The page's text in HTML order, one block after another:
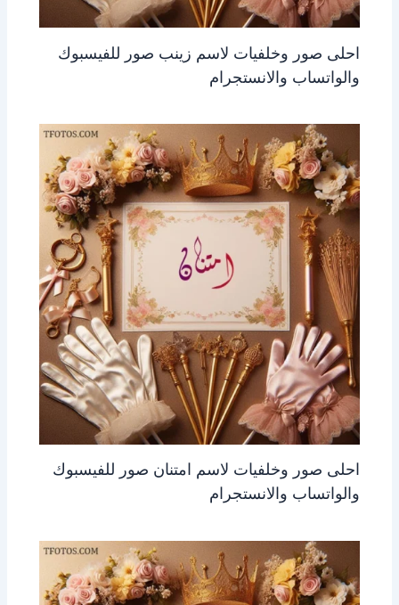
احلى صور وخلفيات لاسم زينب صور للفيسبوك
والواتساب والانستجرام
احلى صور وخلفيات لاسم امتنان صور للفيسبوك
والواتساب والانستجرام